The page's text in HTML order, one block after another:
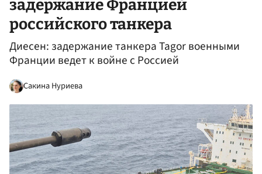
задержание Францией
российского танкера
Диесен: задержание танкера Tagor военными
Франции ведет к войне с Россией
Сакина Нуриева